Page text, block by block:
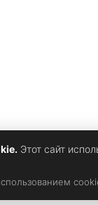
Этот сайт